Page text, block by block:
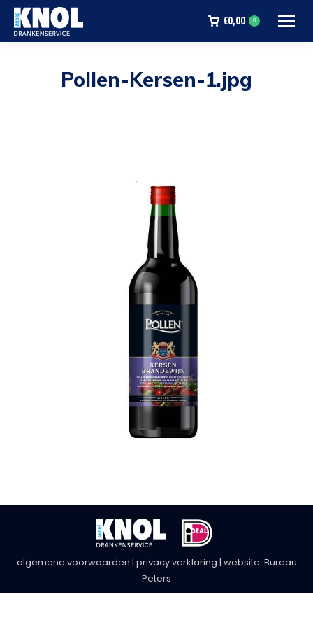
€0,00 0
Pollen-Kersen-1.jpg
algemene voorwaarden | privacy verklaring | website: Bureau
Peters